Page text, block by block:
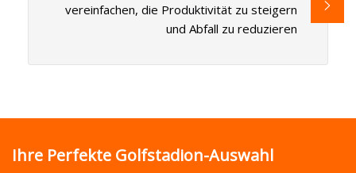
vereinfachen, die Produktivität zu steigern
und Abfall zu reduzieren
Ihre Perfekte Golfstadion-Auswahl